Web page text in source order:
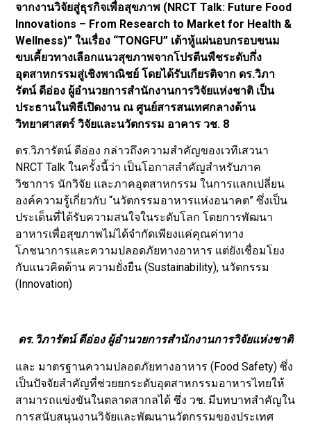
จากงานวิจัยสู่ธุรกิจเพื่อสุขภาพ (NRCT Talk: Future Food
Innovations – From Research to Market for Health &
Wellness)” ในเรื่อง “TONGFU” เต้าหู้แผ่นอบกรอบขนม
ขบเคี้ยวทางเลือกแนวสุขภาพจากโปรตีนพืชระดับกึ่ง
อุตสาหกรรมสู่เชิงพาณิชย์ โดยได้รับเกียรติจาก ดร.วิภา
รัตน์ ดีอ่อง ผู้อำนวยการสำนักงานการวิจัยแห่งชาติ เป็น
ประธานในพิธีเปิดงาน ณ ศูนย์สารสนเทศกลางด้าน
วิทยาศาสตร์ วิจัยและนวัตกรรม อาคาร วช. 8
ดร.วิภารัตน์ ดีอ่อง กล่าวถึงความสำคัญของเวทีเสวนา
NRCT Talk ในครั้งนี้ว่า เป็นโอกาสสำคัญสำหรับภาค
วิชาการ นักวิจัย และภาคอุตสาหกรรม ในการแลกเปลี่ยน
องค์ความรู้เกี่ยวกับ “นวัตกรรมอาหารแห่งอนาคต” ซึ่งเป็น
ประเด็นที่ได้รับความสนใจในระดับโลก โดยการพัฒนา
อาหารเพื่อสุขภาพไม่ได้จำกัดเพียงแค่คุณค่าทาง
โภชนาการและความปลอดภัยทางอาหาร แต่ยังเชื่อมโยง
กับแนวคิดด้าน ความยั่งยืน (Sustainability), นวัตกรรม
(Innovation)
ดร.วิภารัตน์ ดีอ่อง ผู้อำนวยการสำนักงานการวิจัยแห่งชาติ
และ มาตรฐานความปลอดภัยทางอาหาร (Food Safety) ซึ่ง
เป็นปัจจัยสำคัญที่ช่วยยกระดับอุตสาหกรรมอาหารไทยให้
สามารถแข่งขันในตลาดสากลได้ ซึ่ง วช. มีบทบาทสำคัญใน
การสนับสนุนงานวิจัยและพัฒนานวัตกรรมของประเทศ